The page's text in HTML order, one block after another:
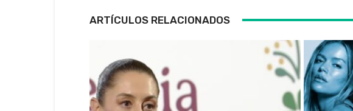
ARTÍCULOS RELACIONADOS